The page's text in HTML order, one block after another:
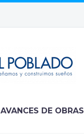
AVANCES DE OBRAS